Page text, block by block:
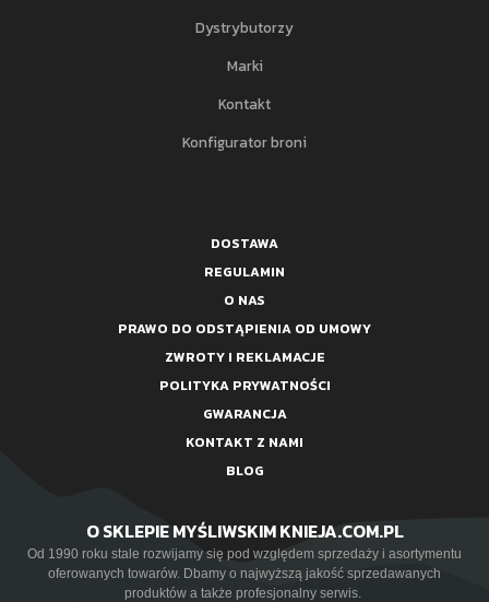
Dystrybutorzy
Marki
Kontakt
Konfigurator broni
DOSTAWA
REGULAMIN
O NAS
PRAWO DO ODSTĄPIENIA OD UMOWY
ZWROTY I REKLAMACJE
POLITYKA PRYWATNOŚCI
GWARANCJA
KONTAKT Z NAMI
BLOG
O SKLEPIE MYŚLIWSKIM KNIEJA.COM.PL
Od 1990 roku stale rozwijamy się pod względem sprzedaży i asortymentu
oferowanych towarów. Dbamy o najwyższą jakość sprzedawanych
produktów a także profesjonalny serwis.